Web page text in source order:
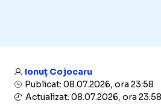
Ionuț Cojocaru
Publicat: 08.07.2026, ora 23:58
Actualizat: 08.07.2026, ora 23:58